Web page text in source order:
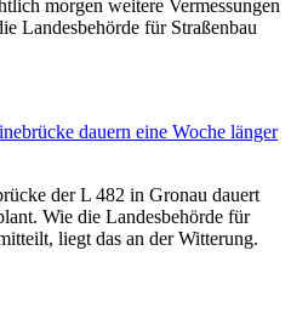
morgen weitere Vermessungen
Landesbehörde für Straßenbau
dauern eine Woche länger
der L 482 in Gronau dauert
Wie die Landesbehörde für
liegt das an der Witterung.